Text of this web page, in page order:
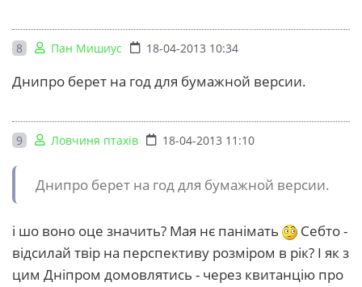
8 Пан Мишиус 18-04-2013 10:34
Днипро берет на год для бумажной версии.
9 Ловчиня птахів 18-04-2013 11:10
Днипро берет на год для бумажной версии.
і шо воно оце значить? Мая нє панімать
Себто -
відсилай твір на перспективу розміром в рік? І як з
цим Дніпром домовлятись - через квитанцію про